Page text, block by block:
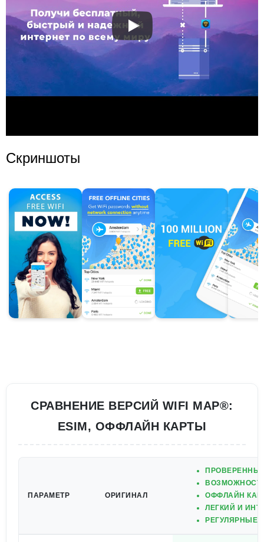
Скриншоты
СРАВНЕНИЕ ВЕРСИЙ WIFI MAP®:
ESIM, ОФФЛАЙН КАРТЫ
ПАРАМЕТР ОРИГИНАЛ
ОФФЛАЙН
ЛЕГКИЙ И
РЕГУЛЯРНЫЕ